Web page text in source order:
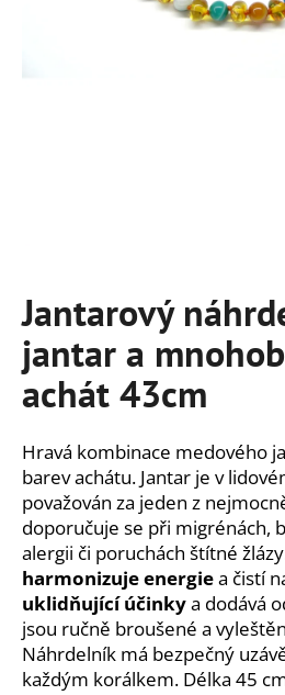
Jantarový
jantar a
achát 43cm
Hravá kombinace medového
barev achátu. Jantar je v
považován za jeden z
doporučuje se při migrénách,
alergii či poruchách štítné
harmonizuje energiea čistí
uklidňující účinkya dodává
jsou ručně broušené a
Náhrdelník má bezpečný
každým korálkem. Délka 45
D
o
p
r
u
č
u
j
e
m
e
JANTAROVÉ